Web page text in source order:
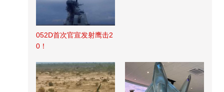
052D首次官宣发射鹰击2
0！